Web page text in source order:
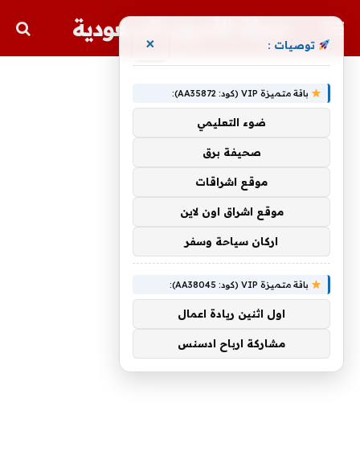
مجلة الأسهم السعودية
توصيات : ×
باقة متميزة VIP (كود: AA35872):
ضوء التعليمي
صحيفة برق
موقع اشراقات
موقع اشراق اون لاين
اركان سياحة وسفر
باقة متميزة VIP (كود: AA38045):
اول اثنين ريادة اعمال
مشاركة ارباح ادسنس